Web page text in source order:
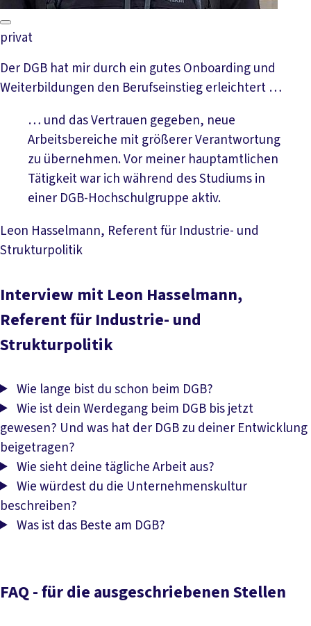
privat
Der DGB hat mir durch ein gutes Onboarding und
Weiterbildungen den Berufseinstieg erleichtert …
… und das Vertrauen gegeben, neue
Arbeitsbereiche mit größerer Verantwortung
zu übernehmen. Vor meiner hauptamtlichen
Tätigkeit war ich während des Studiums in
einer DGB-Hochschulgruppe aktiv.
Leon Hasselmann, Referent für Industrie- und
Strukturpolitik
Interview mit Leon Hasselmann,
Referent für Industrie- und
Strukturpolitik
Wie lange bist du schon beim DGB?
Wie ist dein Werdegang beim DGB bis jetzt
gewesen? Und was hat der DGB zu deiner Entwicklung
beigetragen?
Wie sieht deine tägliche Arbeit aus?
Wie würdest du die Unternehmenskultur
beschreiben?
Was ist das Beste am DGB?
FAQ - für die ausgeschriebenen Stellen